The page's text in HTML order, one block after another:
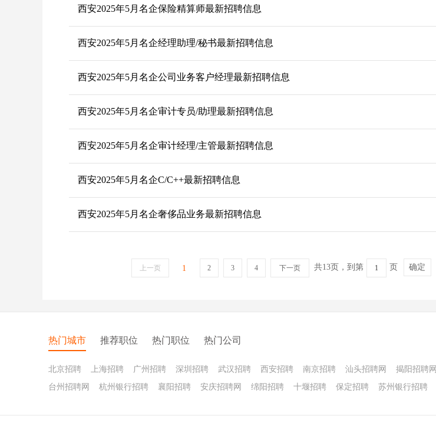
西安2025年5月名企保险精算师最新招聘信息
西安2025年5月名企经理助理/秘书最新招聘信息
西安2025年5月名企公司业务客户经理最新招聘信息
西安2025年5月名企审计专员/助理最新招聘信息
西安2025年5月名企审计经理/主管最新招聘信息
西安2025年5月名企C/C++最新招聘信息
西安2025年5月名企奢侈品业务最新招聘信息
上一页 1 2 3 4 下一页 共13页，到第 页 确定
热门城市 推荐职位 热门职位 热门公司
北京招聘 上海招聘 广州招聘 深圳招聘 武汉招聘 西安招聘 南京招聘 汕头招聘网 揭阳招聘网
台州招聘网
杭州银行招聘 襄阳招聘 安庆招聘网 绵阳招聘 十堰招聘 保定招聘 苏州银行招聘